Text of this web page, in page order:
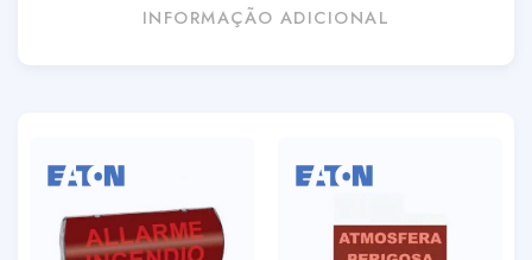
INFORMAÇÃO ADICIONAL